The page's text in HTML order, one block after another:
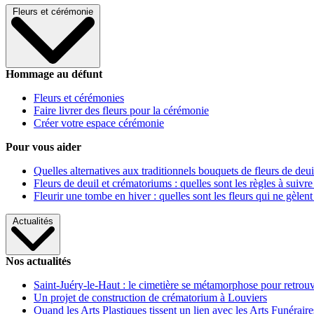
Fleurs et cérémonie
Hommage au défunt
Fleurs et cérémonies
Faire livrer des fleurs pour la cérémonie
Créer votre espace cérémonie
Pour vous aider
Quelles alternatives aux traditionnels bouquets de fleurs de
Fleurs de deuil et crématoriums : quelles sont les règles à
Fleurir une tombe en hiver : quelles sont les fleurs qui ne gèlent
Actualités
Nos actualités
Saint-Juéry-le-Haut : le cimetière se métamorphose pour
Un projet de construction de crématorium à Louviers
Quand les Arts Plastiques tissent un lien avec les Arts